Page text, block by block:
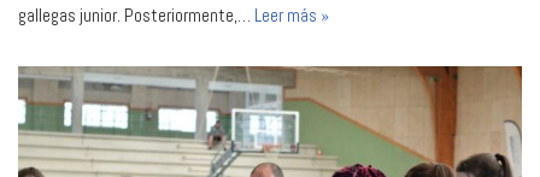
gallegas junior. Posteriormente,… Leer más »